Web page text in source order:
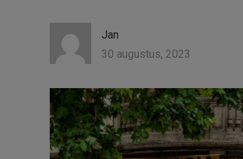
Jan
30 augustus, 2023